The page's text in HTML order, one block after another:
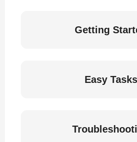
Getting
Easy Tasks